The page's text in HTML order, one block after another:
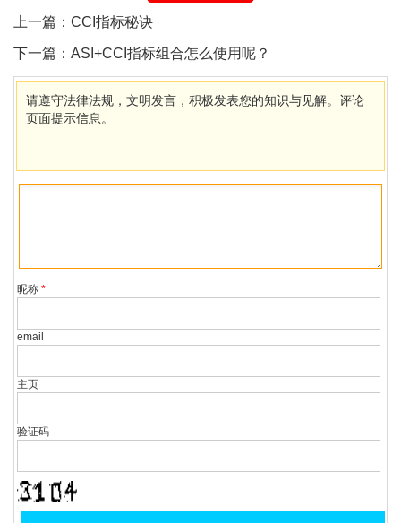
上一篇： CCI指标秘诀
下一篇： ASI+CCI指标组合怎么使用呢？
请遵守法律法规，文明发言，积极发表您的知识与见解。评论
页面提示信息。
昵称*
email
主页
验证码